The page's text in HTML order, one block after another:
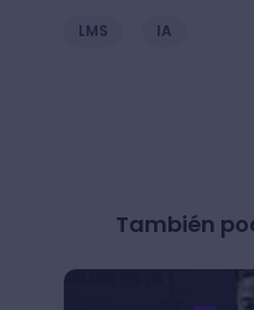
LMS IA
También